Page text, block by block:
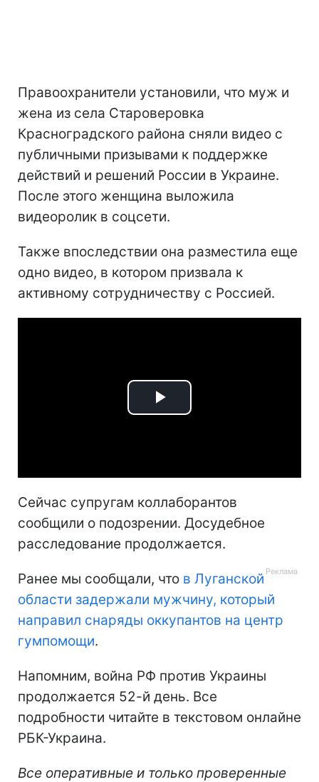
Правоохранители установили, что муж и
жена из села Староверовка
Красноградского района сняли видео с
публичными призывами к поддержке
действий и решений России в Украине.
После этого женщина выложила
видеоролик в соцсети.
Также впоследствии она разместила еще
одно видео, в котором призвала к
активному сотрудничеству с Россией.
Play
Сейчас супругам коллаборантов
сообщили о подозрении. Досудебное
расследование продолжается.
Ранее мы сообщали, что в Луганской
области задержали мужчину, который
направил снаряды оккупантов на центр
гумпомощи.
Напомним, война РФ против Украины
продолжается 52-й день. Все
подробности читайте в текстовом онлайне
РБК-Украина.
Все оперативные и только проверенные